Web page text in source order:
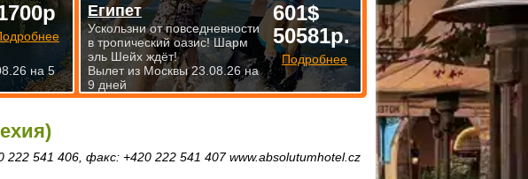
541 406, факс: +420 222 541 407 www.absolutumhotel.cz
на 5
601$
50581р.
Подробнее
Египет
Ускользни от повседневности
в тропический оазис! Шарм
эль Шейх ждёт!
Вылет из Москвы 23.08.26 на
9 дней